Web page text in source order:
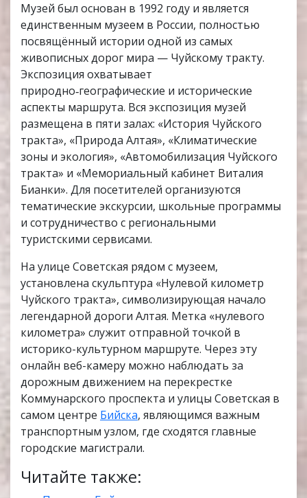
Музей был основан в 1992 году и является
единственным музеем в России, полностью
посвящённый истории одной из самых
живописных дорог мира — Чуйскому тракту.
Экспозиция охватывает
природно‑географические и исторические
аспекты маршрута. Вся экспозиция музей
размещена в пяти залах: «История Чуйского
тракта», «Природа Алтая», «Климатические
зоны и экология», «Автомобилизация Чуйского
тракта» и «Мемориальный кабинет Виталия
Бианки». Для посетителей организуются
тематические экскурсии, школьные программы
и сотрудничество с региональными
туристскими сервисами.
На улице Советская рядом с музеем,
установлена скульптура «Нулевой километр
Чуйского тракта», символизирующая начало
легендарной дороги Алтая. Метка «нулевого
километра» служит отправной точкой в
историко-культурном маршруте. Через эту
онлайн веб-камеру можно наблюдать за
дорожным движением на перекрестке
Коммунарского проспекта и улицы Советская в
самом центре Бийска, являющимся важным
транспортным узлом, где сходятся главные
городские магистрали.
Читайте также: